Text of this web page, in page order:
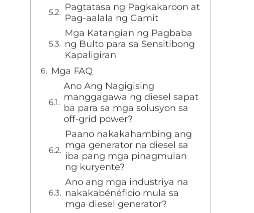
Pagtatasa ng Pagkakaroon at
Pag-aalala ng Gamit
Mga Katangian ng Pagbaba
ng Bulto para sa Sensitibong
Kapaligiran
Mga FAQ
Ano Ang Nagigising
manggagawa ng diesel sapat
ba para sa mga solusyon sa
off-grid power?
Paano nakakahambing ang
mga generator na diesel sa
iba pang mga pinagmulan
ng kuryente?
Ano ang mga industriya na
nakakabénéficio mula sa
mga diesel generator?